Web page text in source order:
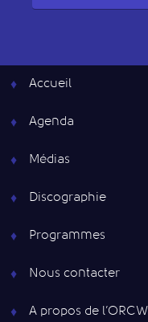
Accueil
Agenda
Médias
Discographie
Programmes
Nous contacter
A propos de l’ORCW